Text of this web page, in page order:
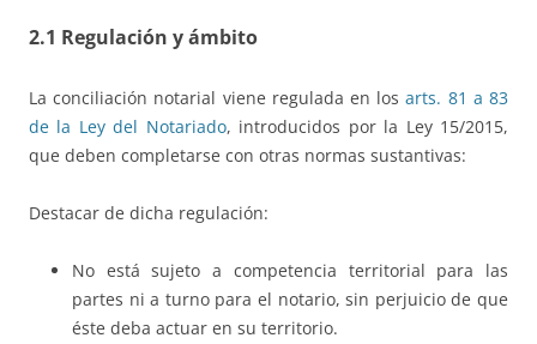
2.1 Regulación y ámbito
La conciliación notarial viene regulada en losarts. 81 a 83
de la Ley del Notariado, introducidos por la Ley 15/2015,
que deben completarse con otras normas sustantivas:
Destacar de dicha regulación:
No está sujeto a competencia territorial para las
partes ni a turno para el notario, sin perjuicio de que
éste deba actuar en su territorio.